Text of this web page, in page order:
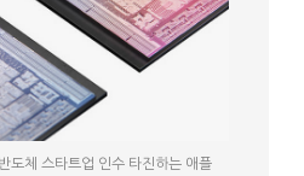
도체 스타트업 인수 타진하는 애플